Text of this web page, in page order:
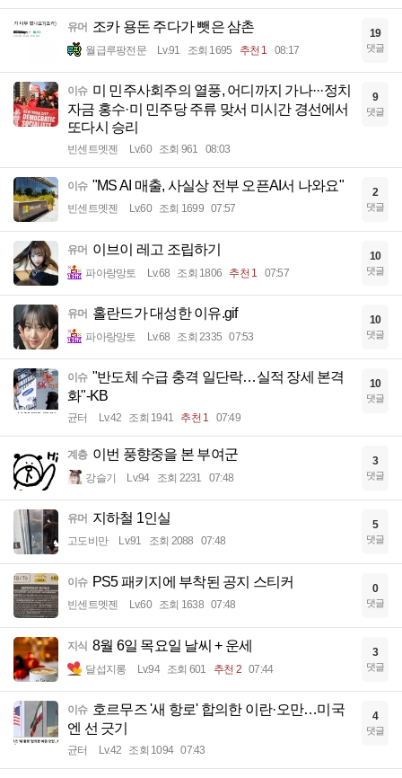
유머 조카 용돈 주다가 뺏은 삼촌
월급루팡전문 Lv.91 조회 1695 추천 1 08:17
19
댓글
이슈 미 민주사회주의 열풍, 어디까지 가나···정치
자금 홍수·미 민주당 주류 맞서 미시간 경선에서
또다시 승리
빈센트멧젠 Lv.60 조회 961 08:03
9
댓글
이슈 "MS AI 매출, 사실상 전부 오픈AI서 나와요"
빈센트멧젠 Lv.60 조회 1699 07:57
2
댓글
유머 이브이 레고 조립하기
파아랑망토 Lv.68 조회 1806 추천 1 07:57
10
댓글
유머 홀란드가 대성한 이유.gif
파아랑망토 Lv.68 조회 2335 07:53
10
댓글
이슈 "반도체 수급 충격 일단락…실적 장세 본격
화"-KB
균터 Lv.42 조회 1941 추천 1 07:49
10
댓글
계층 이번 풍향중을 본 부여군
강슬기 Lv.94 조회 2231 07:48
3
댓글
유머 지하철 1인실
고도비만 Lv.91 조회 2088 07:48
5
댓글
이슈 PS5 패키지에 부착된 공지 스티커
빈센트멧젠 Lv.60 조회 1638 07:48
0
댓글
지식 8월 6일 목요일 날씨 + 운세
달섭지롱 Lv.94 조회 601 추천 2 07:44
3
댓글
이슈 호르무즈 '새 항로' 합의한 이란·오만…미국
엔 선 긋기
균터 Lv.42 조회 1094 07:43
4
댓글